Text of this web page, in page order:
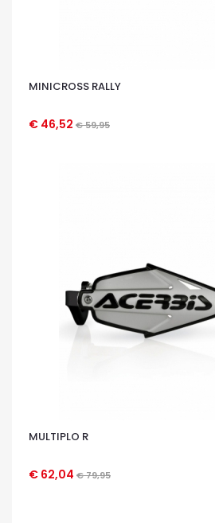
MINICROSS RALLY
€ 46,52 € 59,95
OCCHIATA VELOCE
MULTIPLO R
€ 62,04 € 79,95
OCCHIATA VELOCE